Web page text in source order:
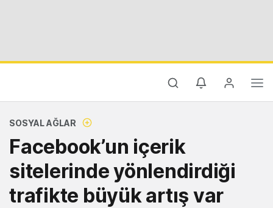
SOSYAL AĞLAR
Facebook’un içerik
sitelerinde yönlendirdiği
trafikte büyük artış var